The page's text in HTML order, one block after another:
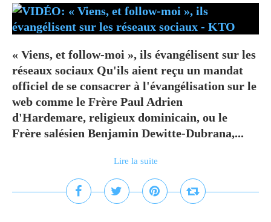
« Viens, et follow-moi », ils évangélisent sur les
réseaux sociaux Qu'ils aient reçu un mandat
officiel de se consacrer à l'évangélisation sur le
web comme le Frère Paul Adrien
d'Hardemare, religieux dominicain, ou le
Frère salésien Benjamin Dewitte-Dubrana,...
Lire la suite